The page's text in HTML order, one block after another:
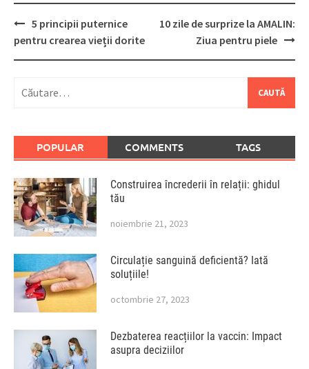
Post
navigation
5 principii puternice
pentru crearea vieții dorite
10 zile de surprize la AMALIN:
Ziua pentru piele
după:
POPULAR COMMENTS TAGS
Construirea încrederii în relații: ghidul
tău
noiembrie 21, 2023
Circulație sanguină deficientă? Iată
soluțiile!
octombrie 27, 2023
Dezbaterea reacțiilor la vaccin: Impact
asupra deciziilor